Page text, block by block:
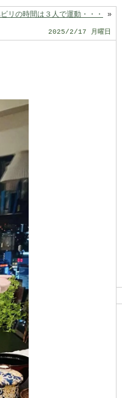
ビリの時間は３人で運動・・・ »
2025/2/17 月曜日